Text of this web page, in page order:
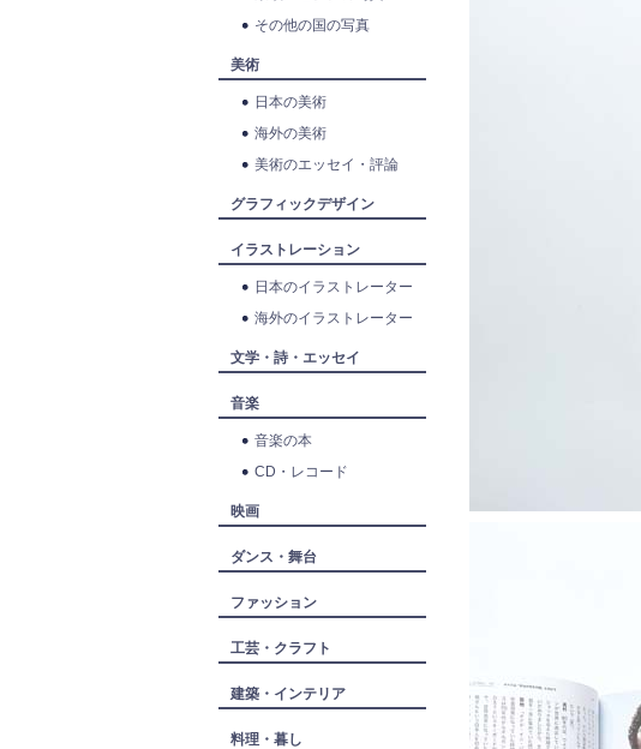
その他の国の写真
美術
日本の美術
海外の美術
美術のエッセイ・評論
グラフィックデザイン
イラストレーション
日本のイラストレーター
海外のイラストレーター
文学・詩・エッセイ
音楽
音楽の本
CD・レコード
映画
ダンス・舞台
ファッション
工芸・クラフト
建築・インテリア
料理・暮し